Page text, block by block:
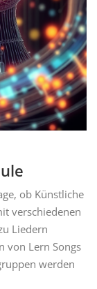
ob Künstliche
verschiedenen
Liedern
von Lern Songs
werden